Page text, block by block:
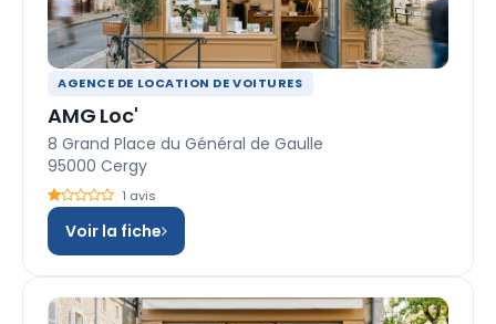
AGENCE DE LOCATION DE VOITURES
AMG Loc'
8 Grand Place du Général de Gaulle
95000 Cergy
1 avis
Voir la fiche